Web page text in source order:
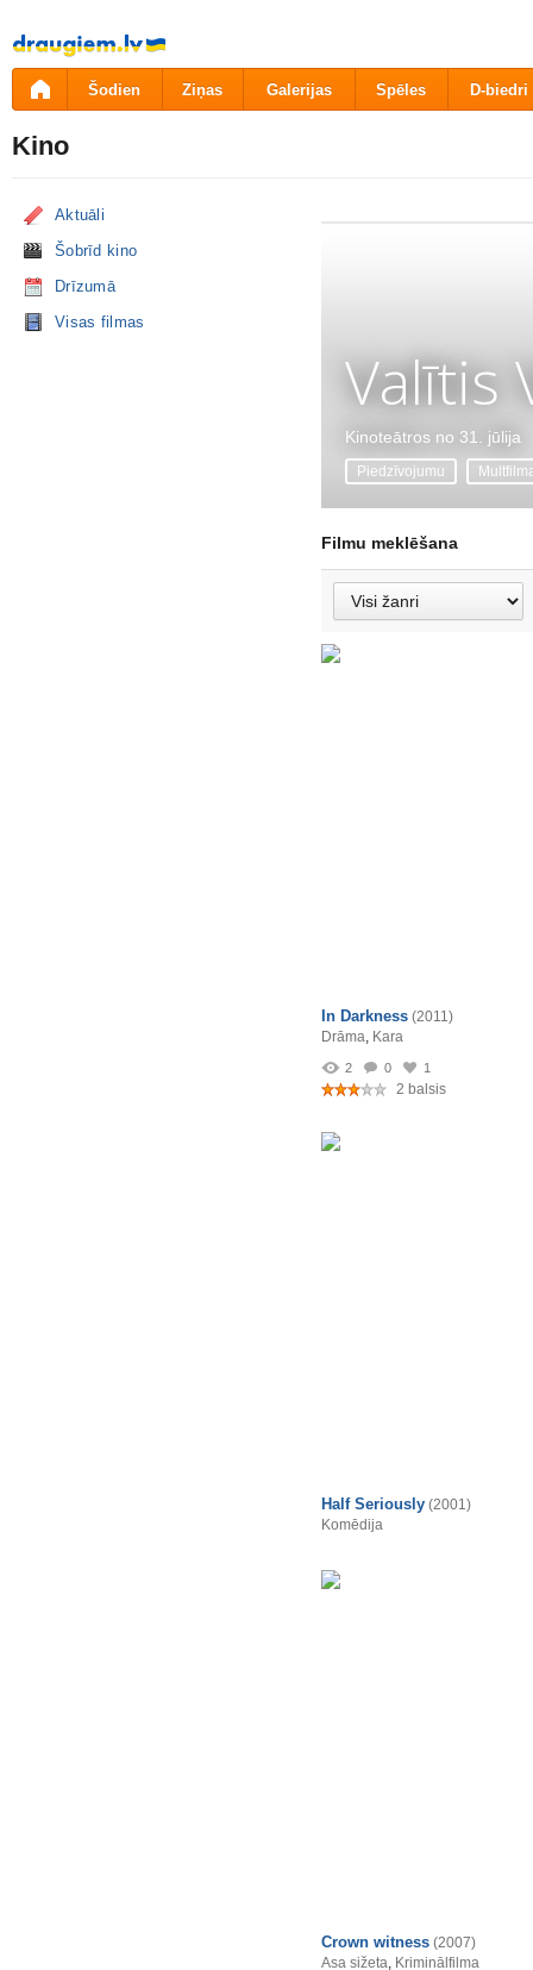
Pāriet
uz
saturu
Šodien Ziņas Galerijas Spēles D-biedri
Kino
Aktuāli
Šobrīd kino
Drīzumā
Visas filmas
Valītis
Kinoteātros no 31. jūlija
Piedzīvojumu
Filmu meklēšana
In Darkness (2011)
Drāma, Kara
2 0 1
2 balsis
Half Seriously (2001)
Komēdija
Crown witness (2007)
Asa sižeta, Kriminālfilma